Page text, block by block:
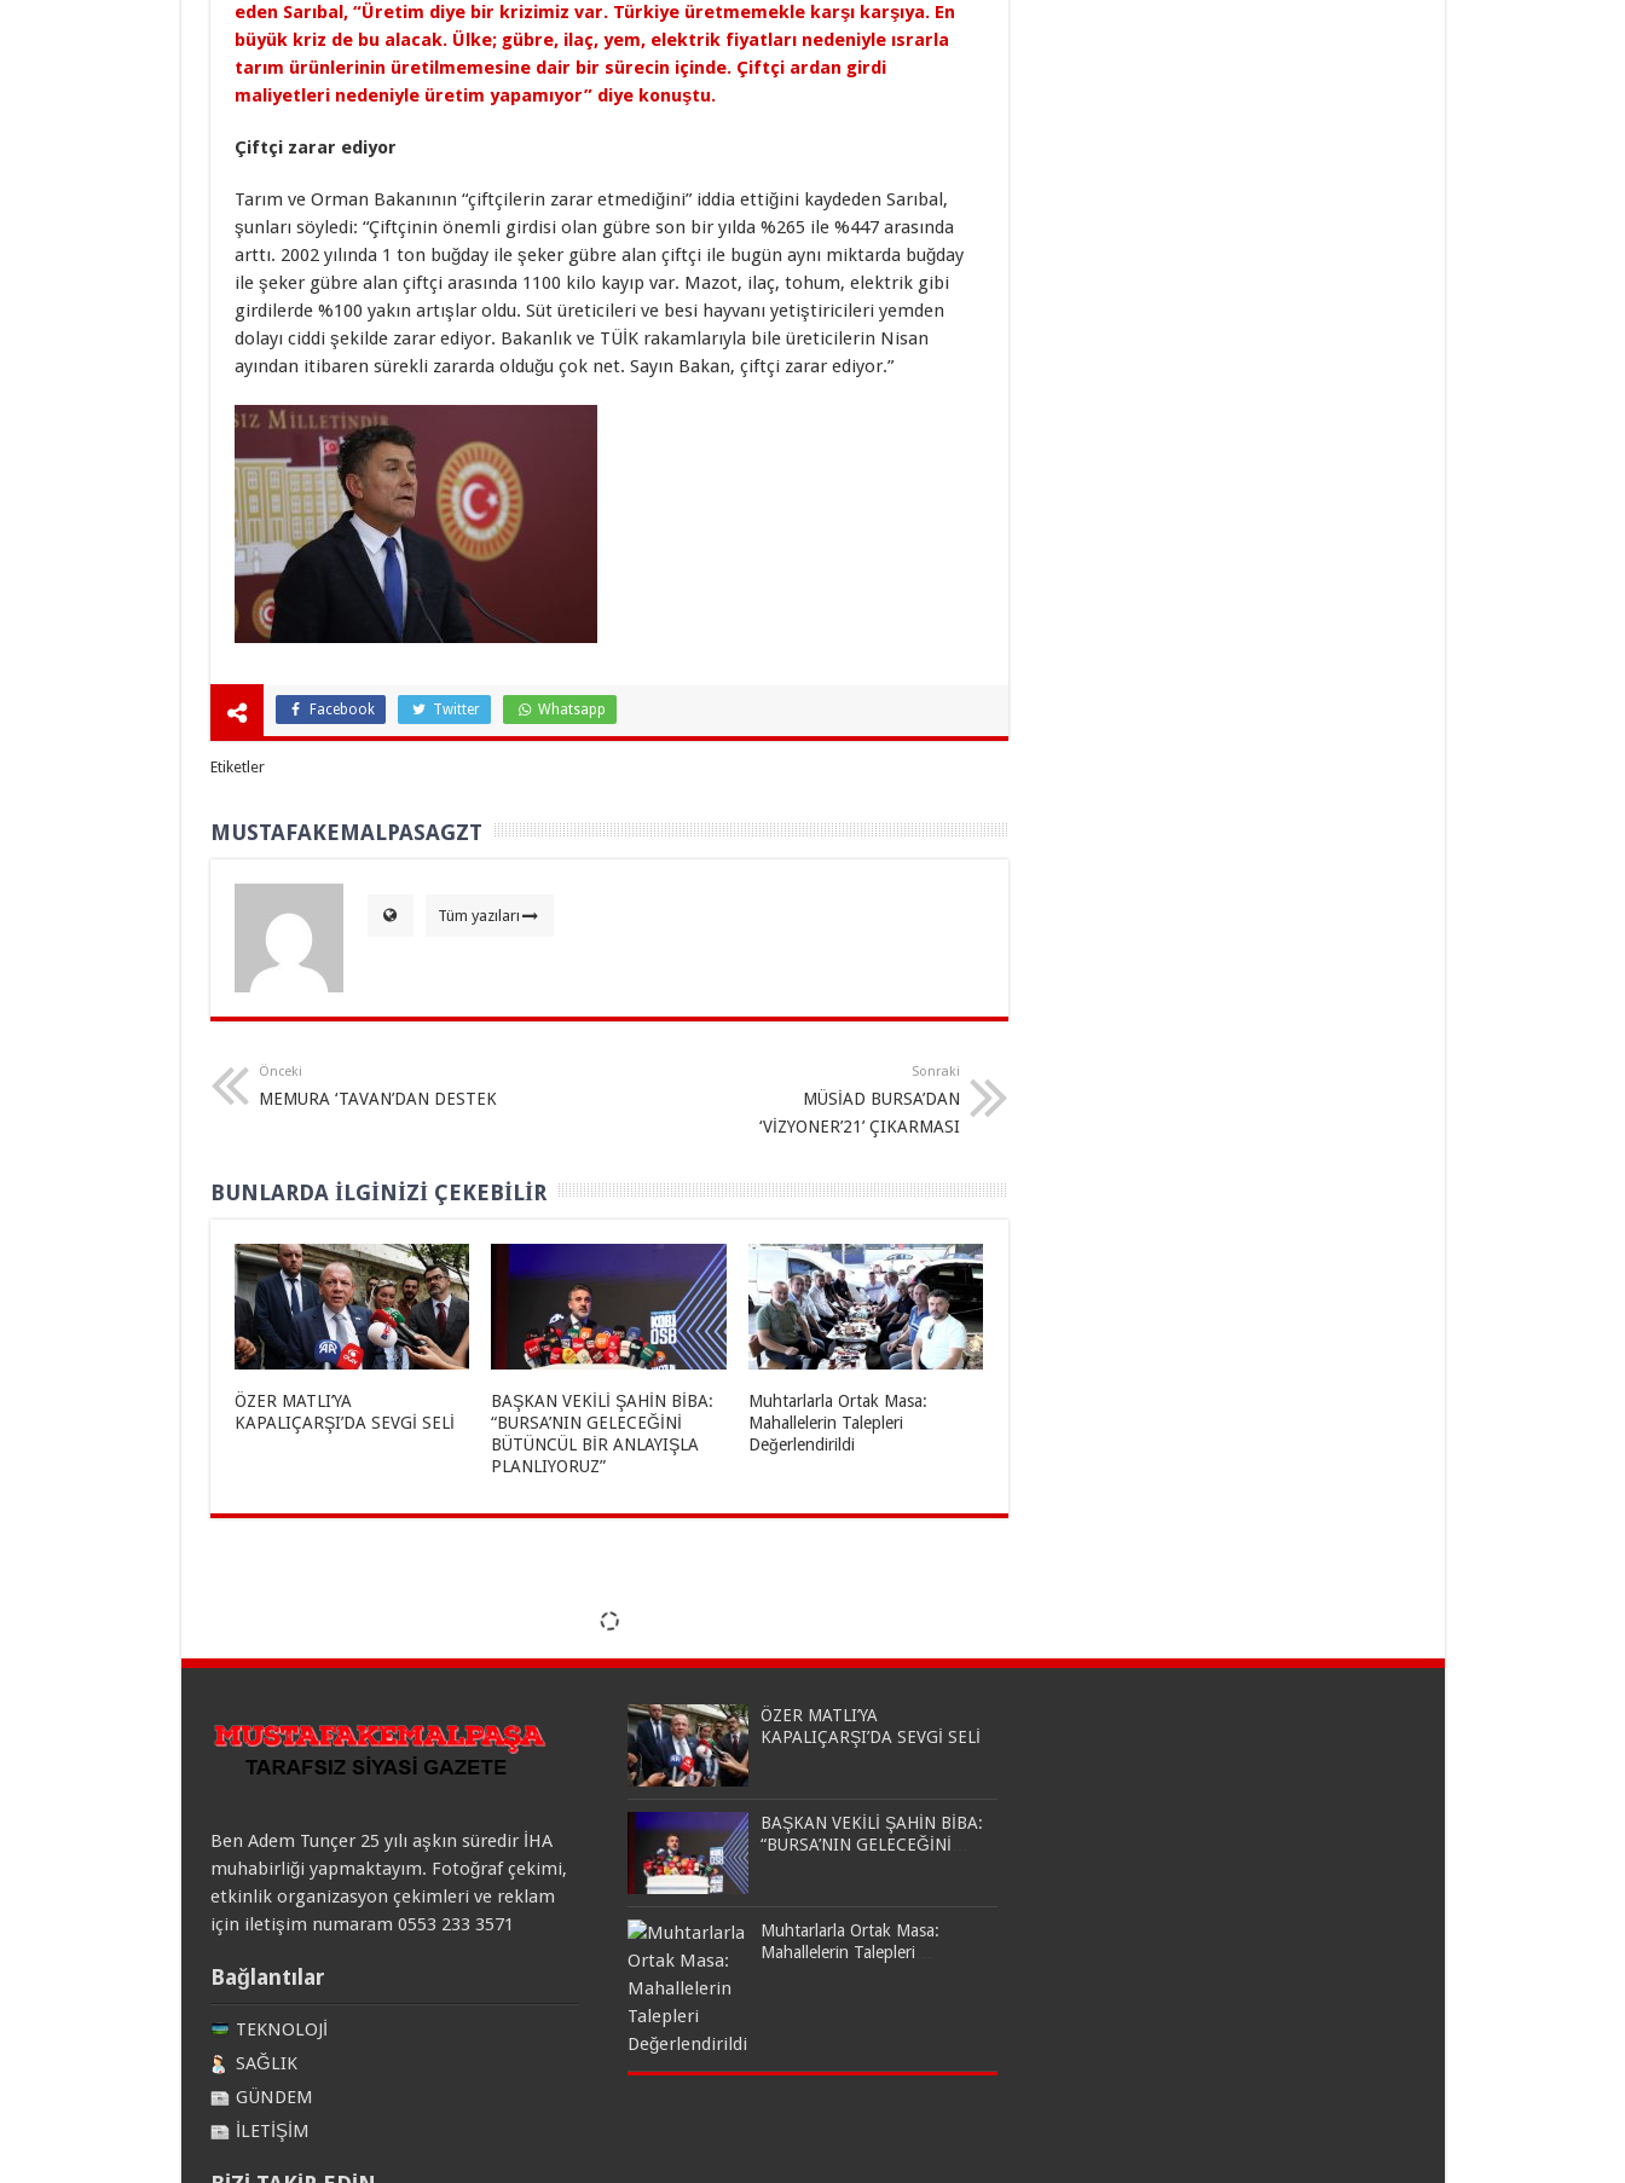
eden Sarıbal, “Üretim diye bir krizimiz var. Türkiye üretmemekle karşı karşıya. En
büyük kriz de bu alacak. Ülke; gübre, ilaç, yem, elektrik fiyatları nedeniyle ısrarla
tarım ürünlerinin üretilmemesine dair bir sürecin içinde. Çiftçi ardan girdi
maliyetleri nedeniyle üretim yapamıyor” diye konuştu.
Çiftçi zarar ediyor
Tarım ve Orman Bakanının “çiftçilerin zarar etmediğini” iddia ettiğini kaydeden Sarıbal,
şunları söyledi: “Çiftçinin önemli girdisi olan gübre son bir yılda %265 ile %447 arasında
arttı. 2002 yılında 1 ton buğday ile şeker gübre alan çiftçi ile bugün aynı miktarda buğday
ile şeker gübre alan çiftçi arasında 1100 kilo kayıp var. Mazot, ilaç, tohum, elektrik gibi
girdilerde %100 yakın artışlar oldu. Süt üreticileri ve besi hayvanı yetiştiricileri yemden
dolayı ciddi şekilde zarar ediyor. Bakanlık ve TÜİK rakamlarıyla bile üreticilerin Nisan
ayından itibaren sürekli zararda olduğu çok net. Sayın Bakan, çiftçi zarar ediyor.”
Facebook Twitter Whatsapp
Etiketler
MUSTAFAKEMALPASAGZT
Tüm yazıları
Önceki
MEMURA ‘TAVAN’DAN DESTEK
Sonraki
MÜSİAD BURSA’DAN
‘VİZYONER’21’ ÇIKARMASI
BUNLARDA İLGINIZI ÇEKEBILIR
ÖZER MATLI’YA
KAPALIÇARŞI’DA SEVGİ SELİ
BAŞKAN VEKİLİ ŞAHİN BİBA:
“BURSA’NIN GELECEĞİNİ
BÜTÜNCÜL BİR ANLAYIŞLA
PLANLIYORUZ”
Muhtarlarla Ortak Masa:
Mahallelerin Talepleri
Değerlendirildi
Ben Adem Tunçer 25 yılı aşkın süredir İHA
muhabirliği yapmaktayım. Fotoğraf çekimi,
etkinlik organizasyon çekimleri ve reklam
için iletişim numaram 0553 233 3571
Bağlantılar
TEKNOLOJİ
SAĞLIK
GÜNDEM
İLETİŞİM
ÖZER MATLI’YA
KAPALIÇARŞI’DA SEVGİ SELİ
BAŞKAN VEKİLİ ŞAHİN BİBA:
“BURSA’NIN GELECEĞİNİ
Muhtarlarla Ortak Masa:
Mahallelerin Talepleri